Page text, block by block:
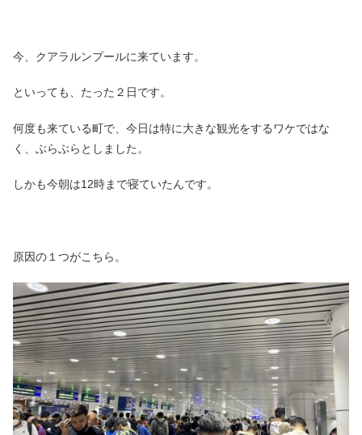
今、クアラルンプールに来ています。
といっても、たった２日です。
何度も来ている町で、今日は特に大きな観光をするワケではな
く、ぶらぶらとしました。
しかも今朝は12時まで寝ていたんです。
原因の１つがこちら。